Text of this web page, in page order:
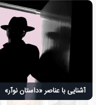
آشنایی با عناصر «داستان نوآر»